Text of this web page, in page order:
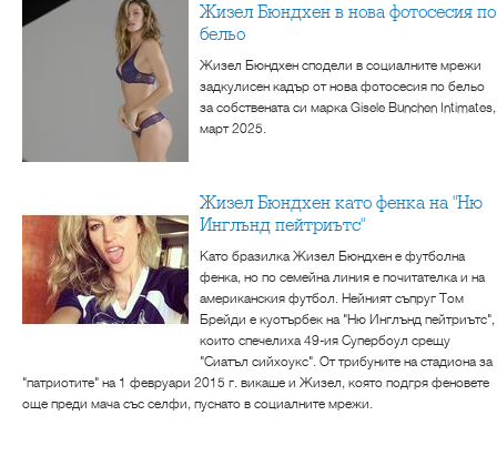
Жизел Бюндхен в нова фотосесия по
бельо
Жизел Бюндхен сподели в социалните мрежи
задкулисен кадър от нова фотосесия по бельо
за собствената си марка Gisele Bunchen Intimates,
март 2025.
Жизел Бюндхен като фенка на "Ню
Инглънд пейтриътс"
Като бразилка Жизел Бюндхен е футболна
фенка, но по семейна линия е почитателка и на
американския футбол. Нейният съпруг Том
Брейди е куотърбек на "Ню Инглънд пейтриътс",
които спечелиха 49-ия Супербоул срещу
"Сиатъл сийхоукс". От трибуните на стадиона за
"патриотите" на 1 февруари 2015 г. викаше и Жизел, която подгря феновете
още преди мача със селфи, пуснато в социалните мрежи.